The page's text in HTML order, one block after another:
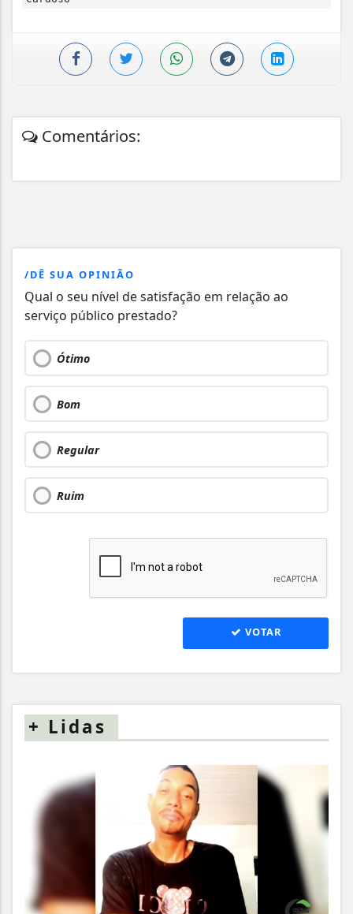
Comentários:
/DÊ SUA OPINIÃO
Qual o seu nível de satisfação em relação ao
serviço público prestado?
Ótimo
Bom
Regular
Ruim
VOTAR
+ Lidas